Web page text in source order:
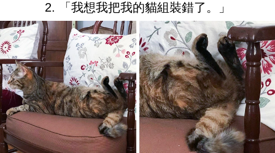
2. 「我想我把我的貓組裝錯了。」